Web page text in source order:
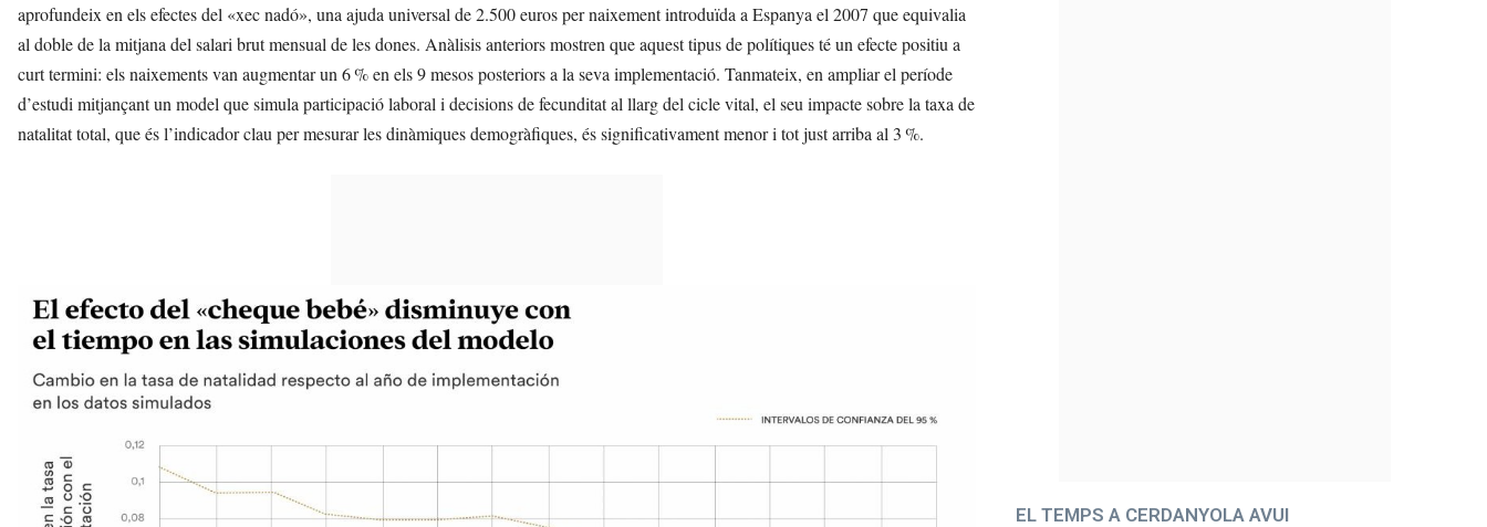
aprofundeix en els efectes del «xec nadó», una ajuda universal de 2.500 euros per naixement introduïda a Espanya el 2007 que equivalia
al doble de la mitjana del salari brut mensual de les dones. Anàlisis anteriors mostren que aquest tipus de polítiques té un efecte positiu a
curt termini: els naixements van augmentar un 6 % en els 9 mesos posteriors a la seva implementació. Tanmateix, en ampliar el període
d’estudi mitjançant un model que simula participació laboral i decisions de fecunditat al llarg del cicle vital, el seu impacte sobre la taxa de
natalitat total, que és l’indicador clau per mesurar les dinàmiques demogràfiques, és significativament menor i tot just arriba al 3 %.
EL TEMPS A CERDANYOLA AVUI